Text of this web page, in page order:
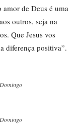
amor de Deus é uma
outros, seja na
Que Jesus vos
diferença positiva”.